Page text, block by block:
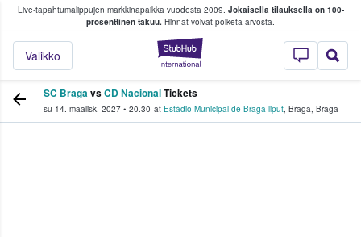
Live-tapahtumalippujen markkinapaikka vuodesta 2009. Jokaisella tilauksella on 100-
prosenttinen takuu. Hinnat voivat poiketa arvosta.
StubHub -
Valikko
fanit ostavat ja myyvät lippuja
SC BragavsCD NacionalTickets
su 14. maalisk. 2027 • 20.30 at Estádio Municipal de Braga liput, Braga, Braga